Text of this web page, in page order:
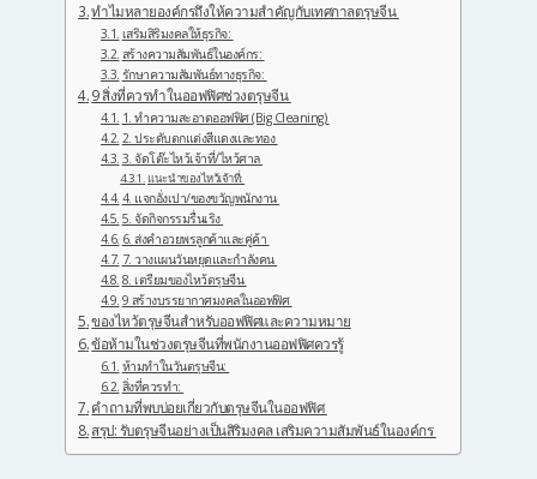
ทำไมหลายองค์กรถึงให้ความสำคัญกับเทศกาลตรุษจีน
เสริมสิริมงคลให้ธุรกิจ:
สร้างความสัมพันธ์ในองค์กร:
รักษาความสัมพันธ์ทางธุรกิจ:
9 สิ่งที่ควรทำในออฟฟิศช่วงตรุษจีน
1. ทำความสะอาดออฟฟิศ (Big Cleaning)
2. ประดับตกแต่งสีแดงและทอง
3. จัดโต๊ะไหว้เจ้าที่/ไหว้ศาล
แนะนำของไหว้เจ้าที่:
4. แจกอั่งเปา/ของขวัญพนักงาน
5. จัดกิจกรรมรื่นเริง
6. ส่งคำอวยพรลูกค้าและคู่ค้า
7. วางแผนวันหยุดและกำลังคน
8. เตรียมของไหว้ตรุษจีน
9 สร้างบรรยากาศมงคลในออฟฟิศ
ของไหว้ตรุษจีนสำหรับออฟฟิศและความหมาย
ข้อห้ามในช่วงตรุษจีนที่พนักงานออฟฟิศควรรู้
ห้ามทำในวันตรุษจีน:
สิ่งที่ควรทำ:
คำถามที่พบบ่อยเกี่ยวกับตรุษจีนในออฟฟิศ
สรุป: รับตรุษจีนอย่างเป็นสิริมงคล เสริมความสัมพันธ์ในองค์กร